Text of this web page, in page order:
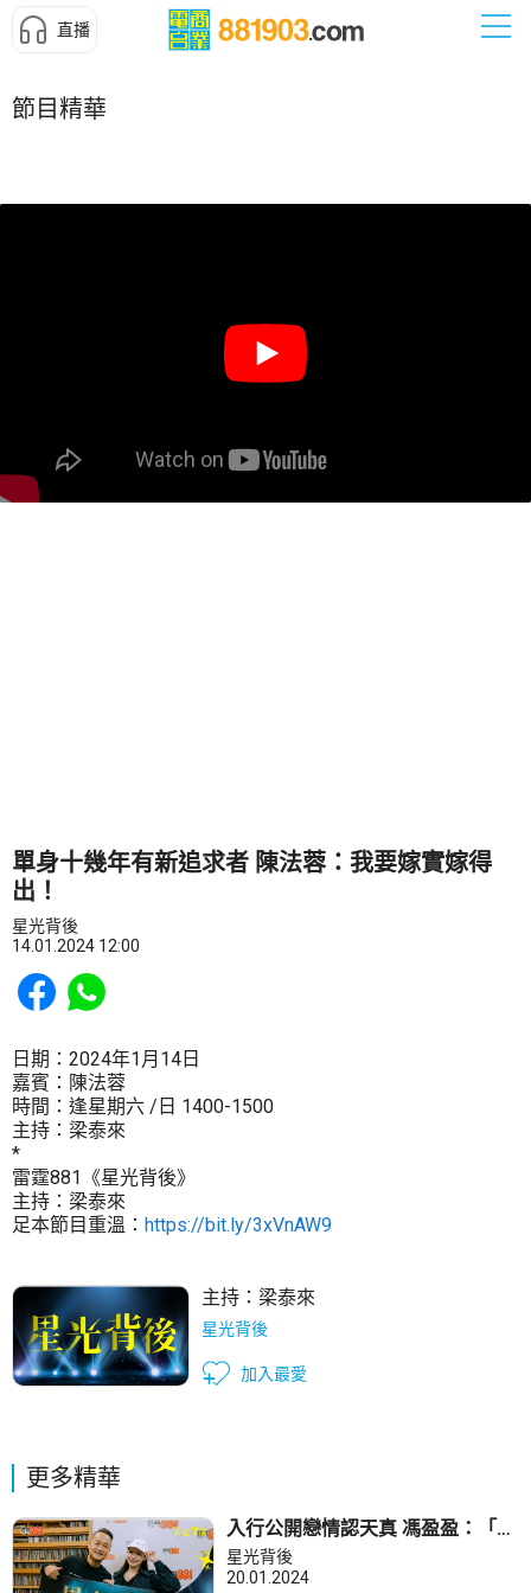
直播
節目精華
單身十幾年有新追求者 陳法蓉：我要嫁實嫁得
出！
星光背後
14.01.2024 12:00
Share to Facebook
Share to WhatsApp
日期：2024年1月14日
嘉賓：陳法蓉
時間：逢星期六 /日 1400-1500
主持：梁泰來
*
雷霆881《星光背後》
主持：梁泰來
足本節目重溫： https://bit.ly/3xVnAW9
主持： 梁泰來
星光背後
加入最愛
更多精華
入行公開戀情認天真 馮盈盈：「分
手與《解決師》激情戲無關！」
星光背後
20.01.2024